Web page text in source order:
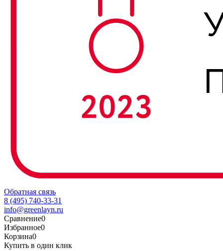
Обратная связь
8 (495) 740-33-31
info@greenlayn.ru
Сравнение0
Избранное0
Корзина0
Купить в один клик